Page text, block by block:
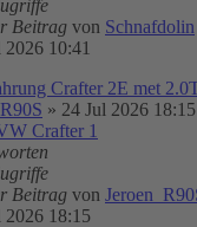
Beitrag von Schnafdolin
2026 10:41
Crafter 2E met
» 24 Jul 2026 18:15
Crafter 1
Beitrag von
2026 18:15